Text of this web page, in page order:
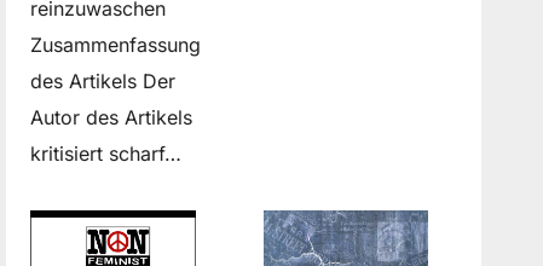
reinzuwaschen
Zusammenfassung
des Artikels Der
Autor des Artikels
kritisiert scharf…